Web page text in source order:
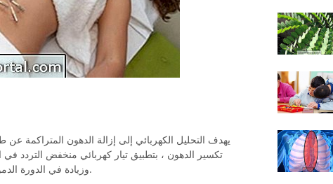
يهدف التحليل الكهربائي إلى إزالة الدهون المتراكمة
تكسير الدهون ، بتطبيق تيار كهربائي منخفض التردد في
وزيادة في الدورة الدموية ، أيضا تحسين مظهر الجلد والحد من التورم.